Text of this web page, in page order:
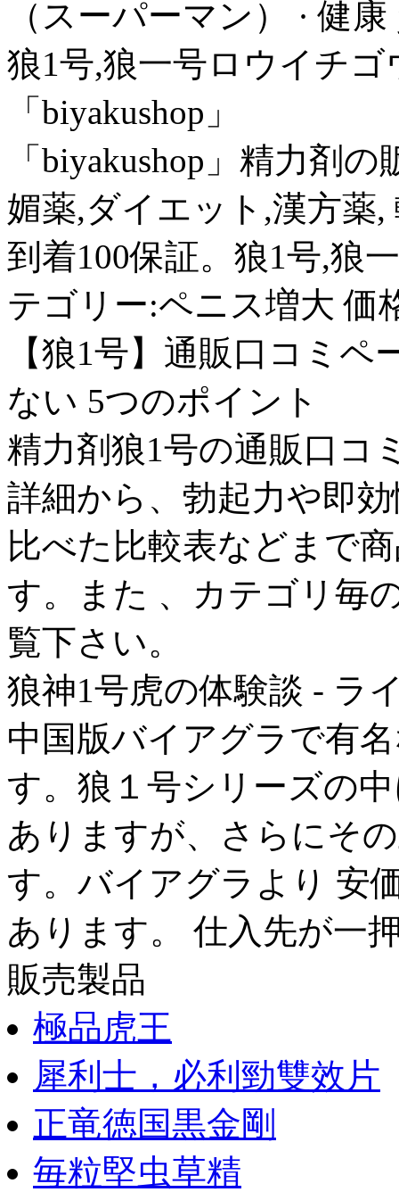
（スーパーマン） · 健
狼1号,狼一号ロウイチゴ
「biyakushop」
「biyakushop」精力剤
媚薬,ダイエット,漢方薬
到着100保証。狼1号,狼
テゴリー:ペニス増大 価
【狼1号】通販口コミ
ない 5つのポイント
精力剤狼1号の通販口コ
詳細から、勃起力や即
比べた比較表などまで
す。また 、カテゴリ毎
覧下さい。
狼神1号虎の体験談 - ラ
中国版バイアグラで有
す。狼１号シリーズの
ありますが、さらにそ
す。バイアグラより 安
あります。 仕入先が一
販売製品
極品虎王
犀利士，必利勁雙效片
正竜徳国黒金剛
毎粒堅虫草精